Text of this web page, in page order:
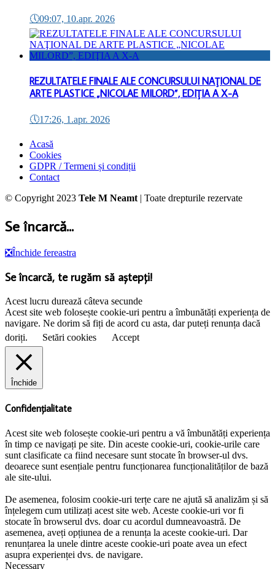
🕔09:07, 10.apr. 2026
REZULTATELE FINALE ALE CONCURSULUI NAŢIONAL DE
ARTE PLASTICE „NICOLAE MILORD”, EDIŢIA A X-A
🕔17:26, 1.apr. 2026
Acasă
Cookies
GDPR / Termeni și condiții
Contact
© Copyright 2023 Tele M Neamt | Toate drepturile rezervate
Se încarcă...
❎Închide fereastra
Se încarcă, te rugăm să aștepți!
Acest lucru durează câteva secunde
Acest site web folosește cookie-uri pentru a îmbunătăți experiența de
navigare. Ne dorim să fiți de acord cu asta, dar puteți renunța dacă
doriți.
Setări cookies Accept
Închide
Confidențialitate
Acest site web folosește cookie-uri pentru a vă îmbunătăți experiența
în timp ce navigați pe site. Din aceste cookie-uri, cookie-urile care
sunt clasificate ca fiind necesare sunt stocate în browser-ul dvs.
deoarece sunt esențiale pentru funcționarea funcționalităților de bază
ale site-ului.
De asemenea, folosim cookie-uri terțe care ne ajută să analizăm și să
înțelegem cum utilizați acest site web. Aceste cookie-uri vor fi
stocate în browserul dvs. doar cu acordul dumneavoastră. De
asemenea, aveți opțiunea de a renunța la aceste cookie-uri. Dar
renunțarea la unele dintre aceste cookie-uri poate avea un efect
asupra experienței dvs. de navigare.
Necessary